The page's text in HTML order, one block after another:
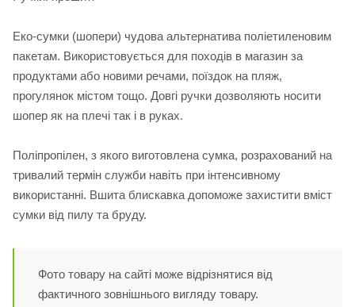
Еко-сумки (шопери) чудова альтернатива поліетиленовим
пакетам. Використовується для походів в магазин за
продуктами або новими речами, поїздок на пляж,
прогулянок містом тощо. Довгі ручки дозволяють носити
шопер як на плечі так і в руках.
Поліпропілен, з якого виготовлена сумка, розрахований на
тривалий термін служби навіть при інтенсивному
використанні. Вшита блискавка допоможе захистити вміст
сумки від пилу та бруду.
Фото товару на сайті може відрізнятися від
фактичного зовнішнього вигляду товару.